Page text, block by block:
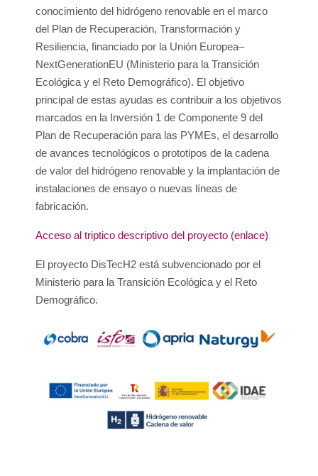
conocimiento del hidrógeno renovable en el marco
del Plan de Recuperación, Transformación y
Resiliencia, financiado por la Unión Europea–
NextGenerationEU (Ministerio para la Transición
Ecológica y el Reto Demográfico). El objetivo
principal de estas ayudas es contribuir a los objetivos
marcados en la Inversión 1 de Componente 9 del
Plan de Recuperación para las PYMEs, el desarrollo
de avances tecnológicos o prototipos de la cadena
de valor del hidrógeno renovable y la implantación de
instalaciones de ensayo o nuevas líneas de
fabricación.
Acceso al triptico descriptivo del proyecto (enlace)
El proyecto DisTecH2 está subvencionado por el
Ministerio para la Transición Ecológica y el Reto
Demográfico.